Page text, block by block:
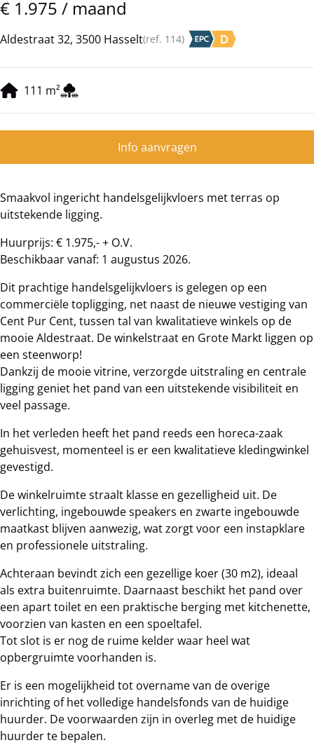
€ 1.975 / maand
Aldestraat 32, 3500 Hasselt(ref. 114)
111 m²
Info aanvragen
Smaakvol ingericht handelsgelijkvloers met terras op
uitstekende ligging.
Huurprijs: € 1.975,- + O.V.
Beschikbaar vanaf: 1 augustus 2026.
Dit prachtige handelsgelijkvloers is gelegen op een
commerciële topligging, net naast de nieuwe vestiging van
Cent Pur Cent, tussen tal van kwalitatieve winkels op de
mooie Aldestraat. De winkelstraat en Grote Markt liggen op
een steenworp!
Dankzij de mooie vitrine, verzorgde uitstraling en centrale
ligging geniet het pand van een uitstekende visibiliteit en
veel passage.
In het verleden heeft het pand reeds een horeca-zaak
gehuisvest, momenteel is er een kwalitatieve kledingwinkel
gevestigd.
De winkelruimte straalt klasse en gezelligheid uit. De
verlichting, ingebouwde speakers en zwarte ingebouwde
maatkast blijven aanwezig, wat zorgt voor een instapklare
en professionele uitstraling.
Achteraan bevindt zich een gezellige koer (30 m2), ideaal
als extra buitenruimte. Daarnaast beschikt het pand over
een apart toilet en een praktische berging met kitchenette,
voorzien van kasten en een spoeltafel.
Tot slot is er nog de ruime kelder waar heel wat
opbergruimte voorhanden is.
Er is een mogelijkheid tot overname van de overige
inrichting of het volledige handelsfonds van de huidige
huurder. De voorwaarden zijn in overleg met de huidige
huurder te bepalen.